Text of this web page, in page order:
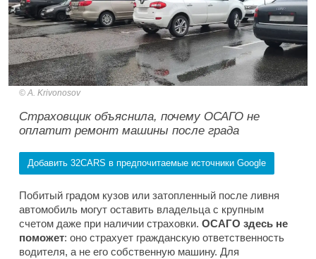
A. Krivonosov
Страховщик объяснила, почему ОСАГО не
оплатит ремонт машины после града
Добавить 32CARS в предпочитаемые источники Google
Побитый градом кузов или затопленный после ливня
автомобиль могут оставить владельца с крупным
счетом даже при наличии страховки. ОСАГО здесь не
поможет: оно страхует гражданскую ответственность
водителя, а не его собственную машину. Для